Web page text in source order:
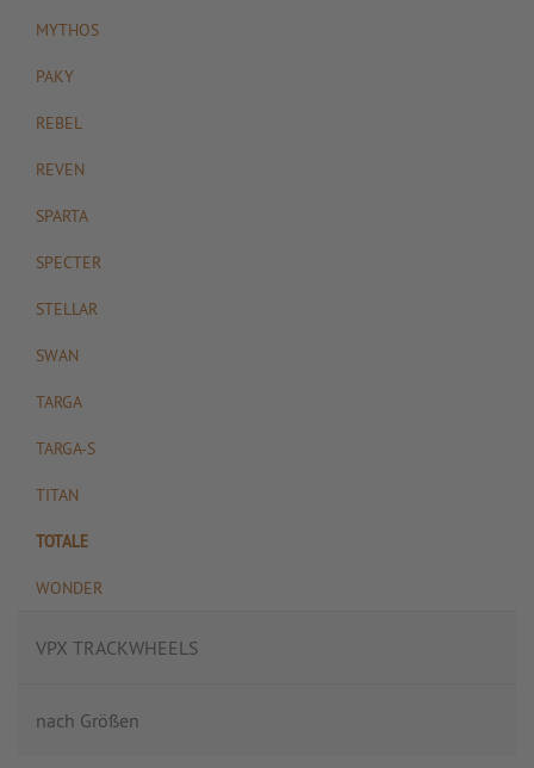
MYTHOS
PAKY
REBEL
REVEN
SPARTA
SPECTER
STELLAR
SWAN
TARGA
TARGA-S
TITAN
TOTALE
WONDER
VPX TRACKWHEELS
nach Größen